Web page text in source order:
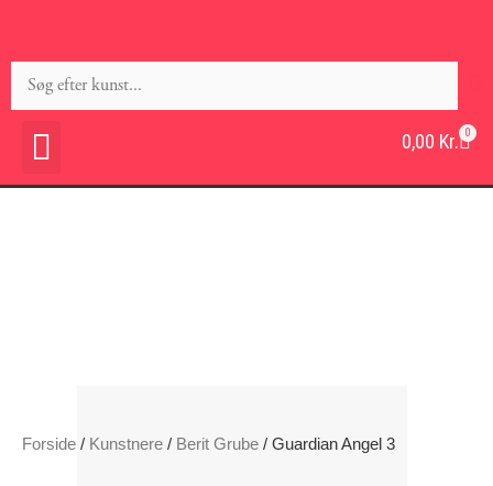
0,00 Kr. 0
Forside / Kunstnere / Berit Grube / Guardian Angel 3